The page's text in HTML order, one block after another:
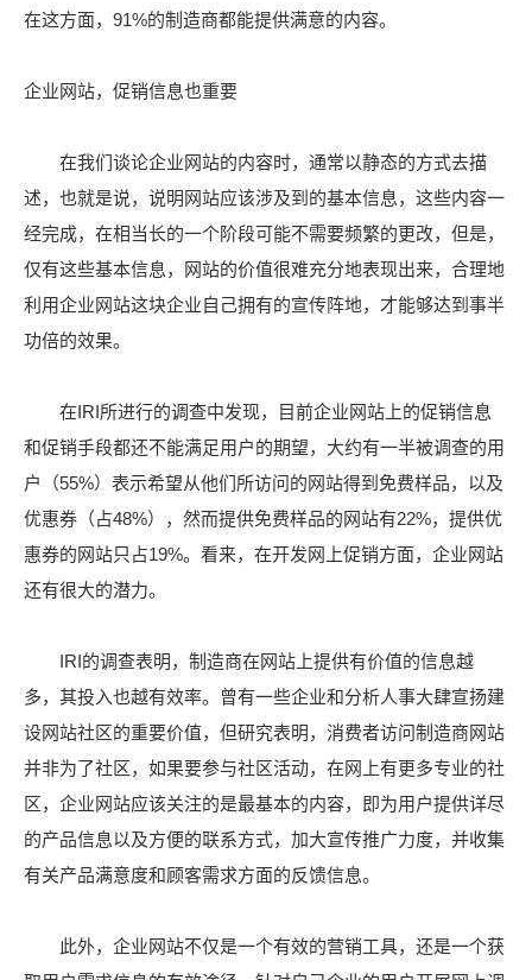
在这方面，91%的制造商都能提供满意的内容。
企业网站，促销信息也重要
在我们谈论企业网站的内容时，通常以静态的方式去描
述，也就是说，说明网站应该涉及到的基本信息，这些内容一
经完成，在相当长的一个阶段可能不需要频繁的更改，但是，
仅有这些基本信息，网站的价值很难充分地表现出来，合理地
利用企业网站这块企业自己拥有的宣传阵地，才能够达到事半
功倍的效果。
在IRI所进行的调查中发现，目前企业网站上的促销信息
和促销手段都还不能满足用户的期望，大约有一半被调查的用
户（55%）表示希望从他们所访问的网站得到免费样品，以及
优惠券（占48%），然而提供免费样品的网站有22%，提供优
惠券的网站只占19%。看来，在开发网上促销方面，企业网站
还有很大的潜力。
IRI的调查表明，制造商在网站上提供有价值的信息越
多，其投入也越有效率。曾有一些企业和分析人事大肆宣扬建
设网站社区的重要价值，但研究表明，消费者访问制造商网站
并非为了社区，如果要参与社区活动，在网上有更多专业的社
区，企业网站应该关注的是最基本的内容，即为用户提供详尽
的产品信息以及方便的联系方式，加大宣传推广力度，并收集
有关产品满意度和顾客需求方面的反馈信息。
此外，企业网站不仅是一个有效的营销工具，还是一个获